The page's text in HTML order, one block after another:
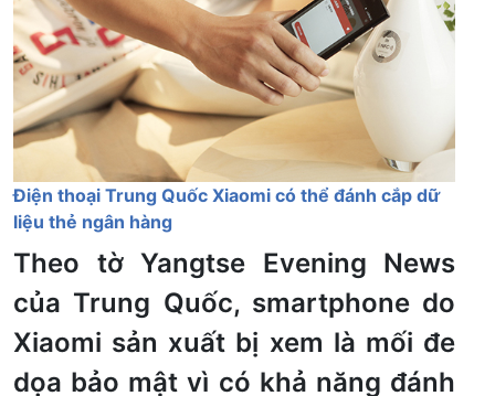
Điện thoại Trung Quốc Xiaomi có thể đánh cắp dữ
liệu thẻ ngân hàng
Theo tờ Yangtse Evening News
của Trung Quốc, smartphone do
Xiaomi sản xuất bị xem là mối đe
dọa bảo mật vì có khả năng đánh